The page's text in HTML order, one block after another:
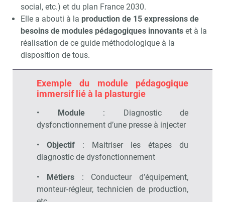
social, etc.) et du plan France 2030.
Elle a abouti à la production de 15 expressions de
besoins de modules pédagogiques innovantset à la
réalisation de ce guide méthodologique à la
disposition de tous.
Exemple du module pédagogique
immersif lié à la plasturgie
• Module: Diagnostic de
dysfonctionnement d’une presse à injecter
• Objectif : Maitriser les étapes du
diagnostic de dysfonctionnement
• Métiers: Conducteur d’équipement,
monteur-régleur, technicien de production,
Recevoir RH Matin